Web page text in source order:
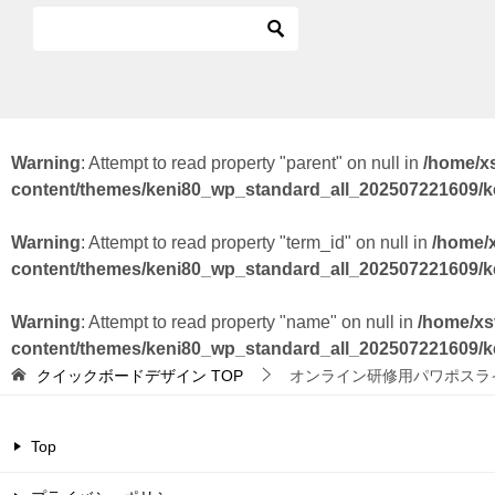
Warning: Attempt to read property "parent" on null in /home/
content/themes/keni80_wp_standard_all_202507221609/
Warning: Attempt to read property "term_id" on null in /home/
content/themes/keni80_wp_standard_all_202507221609/
Warning: Attempt to read property "name" on null in /home/
content/themes/keni80_wp_standard_all_202507221609/
クイックボードデザイン TOP オンライン研修用パワポス
Top